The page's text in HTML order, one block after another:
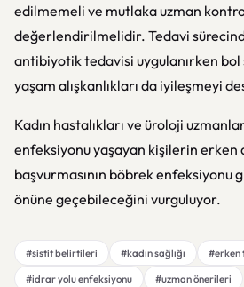
edilmemeli ve mutlaka uzman
değerlendirilmelidir. Tedavi
antibiyotik tedavisi uygulanırken bol
yaşam alışkanlıkları da iyileşmeyi
Kadın hastalıkları ve üroloji
enfeksiyonu yaşayan kişilerin erken
başvurmasının böbrek enfeksiyonu
önüne geçebileceğini vurguluyor.
#sistit belirtileri #kadın sağlığı
#erken
#idrar yolu enfeksiyonu
#uzman önerileri